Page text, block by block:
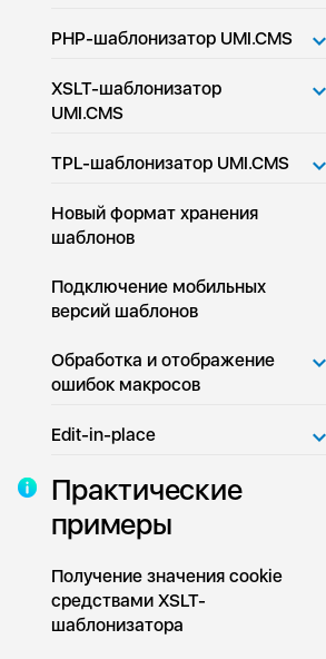
PHP-шаблонизатор UMI.CMS
XSLT-шаблонизатор
UMI.CMS
TPL-шаблонизатор UMI.CMS
Новый формат хранения
шаблонов
Подключение мобильных
версий шаблонов
Обработка и отображение
ошибок макросов
Edit-in-place
Практические
примеры
Получение значения cookie
средствами XSLT-
шаблонизатора